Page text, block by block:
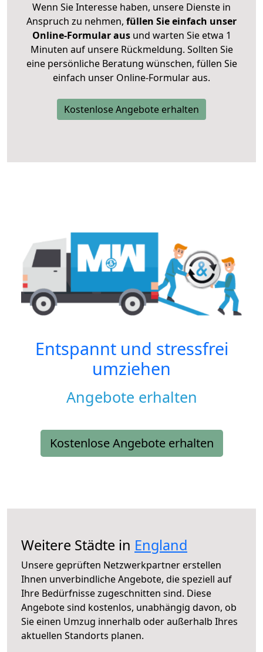
Wenn Sie Interesse haben, unsere Dienste in
Anspruch zu nehmen, füllen Sie einfach unser
Online-Formular ausund warten Sie etwa 1
Minuten auf unsere Rückmeldung. Sollten Sie
eine persönliche Beratung wünschen, füllen Sie
einfach unser Online-Formular aus.
Kostenlose Angebote erhalten
Entspannt und stressfrei
umziehen
Angebote erhalten
Kostenlose Angebote erhalten
Weitere Städte in England
Unsere geprüften Netzwerkpartner erstellen
Ihnen unverbindliche Angebote, die speziell auf
Ihre Bedürfnisse zugeschnitten sind. Diese
Angebote sind kostenlos, unabhängig davon, ob
Sie einen Umzug innerhalb oder außerhalb Ihres
aktuellen Standorts planen.